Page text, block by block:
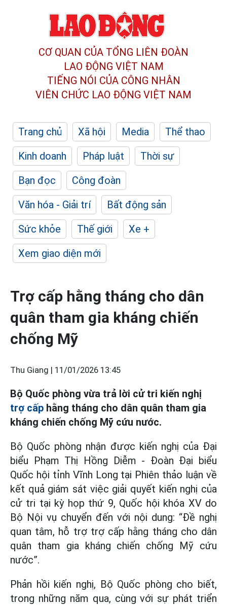
CƠ QUAN CỦA TỔNG LIÊN ĐOÀN
LAO ĐỘNG VIỆT NAM
TIẾNG NÓI CỦA CÔNG NHÂN
VIÊN CHỨC LAO ĐỘNG VIỆT NAM
Trang chủ Xã hội Media
Thể thao
Kinh doanh
Pháp luật
Thời sự
Bạn đọc
Công đoàn
Văn hóa - Giải trí
Bất động sản
Sức khỏe
Thế giới
Xe +
Xem giao diện mới
Trợ cấp hằng tháng cho dân
quân tham gia kháng chiến
chống Mỹ
Thu Giang | 11/01/2026 13:45
Bộ Quốc phòng vừa trả lời cử tri kiến nghị
trợ cấp hằng tháng cho dân quân tham gia
kháng chiến chống Mỹ cứu nước.
Bộ Quốc phòng nhận được kiến nghị của Đại
biểu Phạm Thị Hồng Diễm - Đoàn Đại biểu
Quốc hội tỉnh Vĩnh Long tại Phiên thảo luận về
kết quả giám sát việc giải quyết kiến nghị của
cử tri tại kỳ họp thứ 9, Quốc hội khóa XV do
Bộ Nội vụ chuyển đến với nội dung: “Đề nghị
quan tâm, hỗ trợ trợ cấp hằng tháng cho dân
quân tham gia kháng chiến chống Mỹ cứu
nước”.
Phản hồi kiến nghị, Bộ Quốc phòng cho biết,
trong những năm qua, cùng với sự phát triển